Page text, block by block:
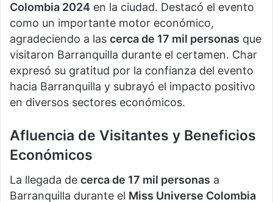
Colombia 2024 en la ciudad. Destacó el evento
como un importante motor económico,
agradeciendo a las cerca de 17 mil personas que
visitaron Barranquilla durante el certamen. Char
expresó su gratitud por la confianza del evento
hacia Barranquilla y subrayó el impacto positivo
en diversos sectores económicos.
Afluencia de Visitantes y Beneficios
Económicos
La llegada de cerca de 17 mil personas a
Barranquilla durante el Miss Universe Colombia